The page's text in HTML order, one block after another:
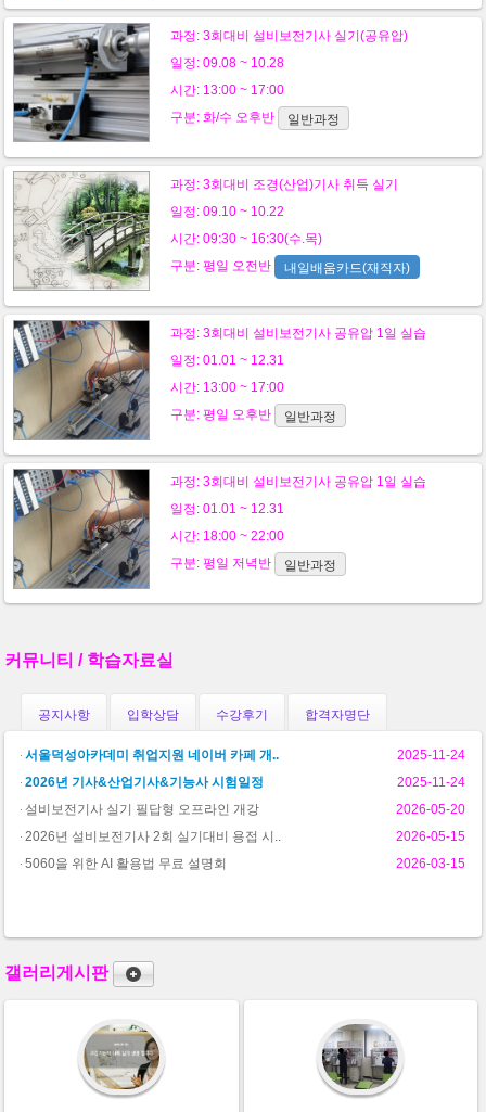
과정: 3회대비 설비보전기사 실기(공유압)
일정: 09.08 ~ 10.28
시간: 13:00 ~ 17:00
구분: 화/수 오후반 일반과정
과정: 3회대비 조경(산업)기사 취득 실기
일정: 09.10 ~ 10.22
시간: 09:30 ~ 16:30(수.목)
구분: 평일 오전반 내일배움카드(재직자)
과정: 3회대비 설비보전기사 공유압 1일 실습
일정: 01.01 ~ 12.31
시간: 13:00 ~ 17:00
구분: 평일 오후반 일반과정
과정: 3회대비 설비보전기사 공유압 1일 실습
일정: 01.01 ~ 12.31
시간: 18:00 ~ 22:00
구분: 평일 저녁반 일반과정
커뮤니티 / 학습자료실
공지사항 입학상담 수강후기 합격자명단
서울덕성아카데미 취업지원 네이버 카페 개..
2025-11-24
2026년 기사&산업기사&기능사 시험일정
2025-11-24
설비보전기사 실기 필답형 오프라인 개강
2026-05-20
2026년 설비보전기사 2회 실기대비 용접 시..
2026-05-15
5060을 위한 AI 활용법 무료 설명회
2026-03-15
갤러리게시판